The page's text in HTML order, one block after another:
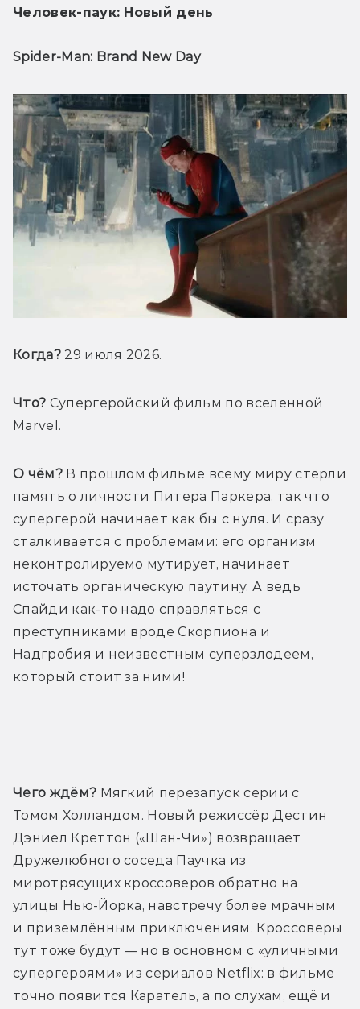
Человек-паук: Новый день
Spider-Man: Brand New Day
Когда? 29 июля 2026.
Что? Супергеройский фильм по вселенной
Marvel.
О чём? В прошлом фильме всему миру стёрли
память о личности Питера Паркера, так что
супергерой начинает как бы с нуля. И сразу
сталкивается с проблемами: его организм
неконтролируемо мутирует, начинает
источать органическую паутину. А ведь
Спайди как-то надо справляться с
преступниками вроде Скорпиона и
Надгробия и неизвестным суперзлодеем,
который стоит за ними!
Чего ждём? Мягкий перезапуск серии с
Томом Холландом. Новый режиссёр Дестин
Дэниел Креттон («Шан-Чи») возвращает
Дружелюбного соседа Паучка из
миротрясущих кроссоверов обратно на
улицы Нью-Йорка, навстречу более мрачным
и приземлённым приключениям. Кроссоверы
тут тоже будут — но в основном с «уличными
супергероями» из сериалов Netflix: в фильме
точно появится Каратель, а по слухам, ещё и